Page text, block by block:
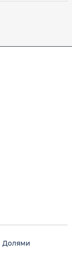
Долями